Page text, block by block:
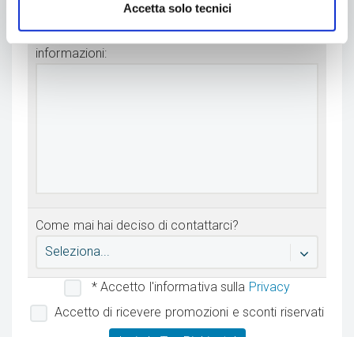
Accetta solo tecnici
Scrivi sinteticamente la tua richiesta di
informazioni:
Come mai hai deciso di contattarci?
Seleziona...
* Accetto l'informativa sulla Privacy
Accetto di ricevere promozioni e sconti riservati